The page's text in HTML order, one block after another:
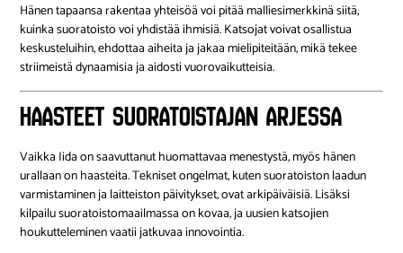
Hänen tapaansa rakentaa yhteisöä voi pitää malliesimerkkinä siitä,
kuinka suoratoisto voi yhdistää ihmisiä. Katsojat voivat osallistua
keskusteluihin, ehdottaa aiheita ja jakaa mielipiteitään, mikä tekee
striimeistä dynaamisia ja aidosti vuorovaikutteisia.
Haasteet Suoratoistajan Arjessa
Vaikka Iida on saavuttanut huomattavaa menestystä, myös hänen
urallaan on haasteita. Tekniset ongelmat, kuten suoratoiston laadun
varmistaminen ja laitteiston päivitykset, ovat arkipäiväisiä. Lisäksi
kilpailu suoratoistomaailmassa on kovaa, ja uusien katsojien
houkutteleminen vaatii jatkuvaa innovointia.